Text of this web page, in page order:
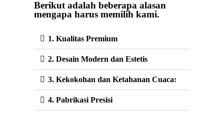
Berikut adalah beberapa alasan
mengapa harus memilih kami.
1. Kualitas Premium
2. Desain Modern dan Estetis
3. Kekokohan dan Ketahanan Cuaca:
4. Pabrikasi Presisi